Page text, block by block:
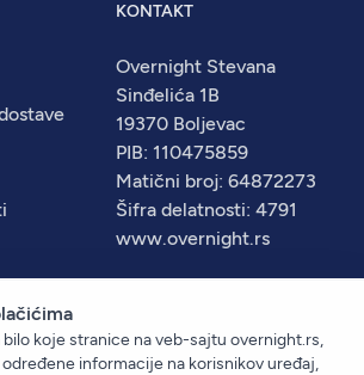
KONTAKT
Overnight Stevana
Sinđelića 1B
19370 Boljevac
PIB: 110475859
Matični broj: 64872273
Šifra delatnosti: 4791
www.overnight.rs
prava zadržana.
koje stranice na veb-sajtu overnight.rs,
informacije na korisnikov uređaj,